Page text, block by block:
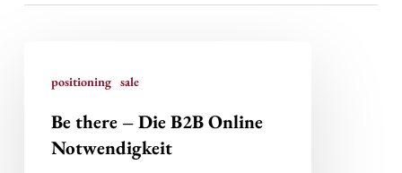
therepositioning sale
Be there – Die B2B Online
Notwendigkeit